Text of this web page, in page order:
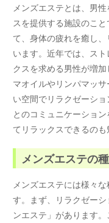
メンズエステとは、男
スを提供する施設のこ
て、身体の疲れを癒し
います。近年では、ス
クスを求める男性が増
マオイルやリンパマッ
い空間でリラクゼーシ
とのコミュニケーショ
てリラックスできるのも
メンズエステの
メンズエステには様々
す。まず、リラクゼー
ンエステ」があります